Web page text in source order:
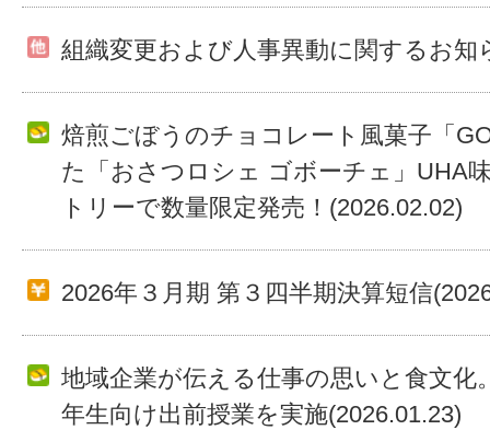
組織変更および人事異動に関するお知
焙煎ごぼうのチョコレート風菓子「
た「おさつロシェ ゴボーチェ」UHA
トリーで数量限定発売！(2026.02.02)
2026年３月期 第３四半期決算短信
地域企業が伝える仕事の思いと食文化
年生向け出前授業を実施(2026.01.23)